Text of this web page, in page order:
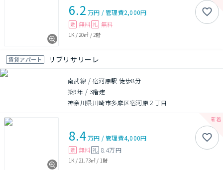
6.2 万円 /管理費2,000円
敷 無料 礼 無料
1K / 20㎡ / 2階
賃貸アパート リブリサリーレ
南武線 / 宿河原駅 徒歩8分
築9年 / 3階建
神奈川県川崎市多摩区宿河原２丁目
8.4万円 /管理費4,000円
敷 無料 礼 8.4万円
1K / 21.73㎡ / 1階